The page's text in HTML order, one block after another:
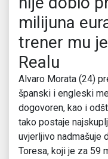
milijuna
trener mu
Realu
Alvaro Morata (24)
španski i engleski
dogovoren, kao i
tako postaje
uvjerljivo nadmašuje
Toresa, koji je za 59